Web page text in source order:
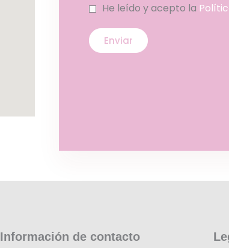
He leído y acepto la
Información de contacto